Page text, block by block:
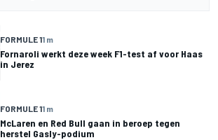
FORMULE 11 m
Fornaroli werkt deze week F1-test af voor Haas
in Jerez
FORMULE 11 m
McLaren en Red Bull gaan in beroep tegen
herstel Gasly-podium